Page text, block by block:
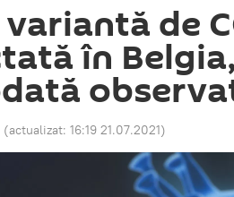
de
în
(actualizat: 16:19 21.07.2021)